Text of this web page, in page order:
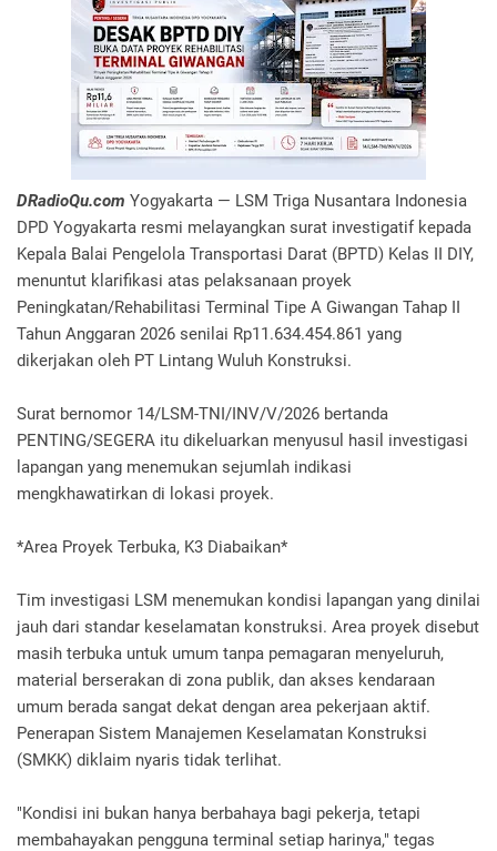
DRadioQu.com Yogyakarta — LSM Triga Nusantara Indonesia
DPD Yogyakarta resmi melayangkan surat investigatif kepada
Kepala Balai Pengelola Transportasi Darat (BPTD) Kelas II DIY,
menuntut klarifikasi atas pelaksanaan proyek
Peningkatan/Rehabilitasi Terminal Tipe A Giwangan Tahap II
Tahun Anggaran 2026 senilai Rp11.634.454.861 yang
dikerjakan oleh PT Lintang Wuluh Konstruksi.
Surat bernomor 14/LSM-TNI/INV/V/2026 bertanda
PENTING/SEGERA itu dikeluarkan menyusul hasil investigasi
lapangan yang menemukan sejumlah indikasi
mengkhawatirkan di lokasi proyek.
*Area Proyek Terbuka, K3 Diabaikan*
Tim investigasi LSM menemukan kondisi lapangan yang dinilai
jauh dari standar keselamatan konstruksi. Area proyek disebut
masih terbuka untuk umum tanpa pemagaran menyeluruh,
material berserakan di zona publik, dan akses kendaraan
umum berada sangat dekat dengan area pekerjaan aktif.
Penerapan Sistem Manajemen Keselamatan Konstruksi
(SMKK) diklaim nyaris tidak terlihat.
"Kondisi ini bukan hanya berbahaya bagi pekerja, tetapi
membahayakan pengguna terminal setiap harinya," tegas